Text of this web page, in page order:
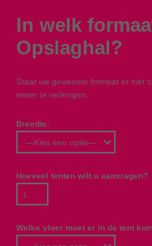
In welk
Opslaghal?
Staat uw gewenste formaat er niet
meter te verlengen.
Breedte:
Hoeveel tenten wilt u aanvragen?
Welke vloer moet er in de tent